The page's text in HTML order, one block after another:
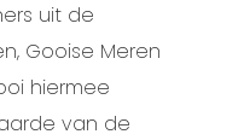
uit de
Gooise Meren
hiermee
van de